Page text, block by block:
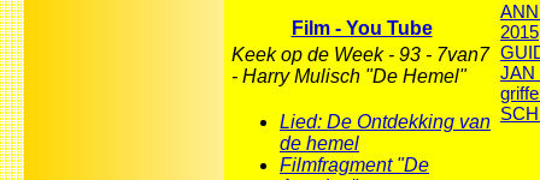
Film - You Tube
Keek op de Week - 93 - 7van7
- Harry Mulisch "De Hemel"
Lied: De Ontdekking van
de hemel
Filmfragment "De
2015
JAN